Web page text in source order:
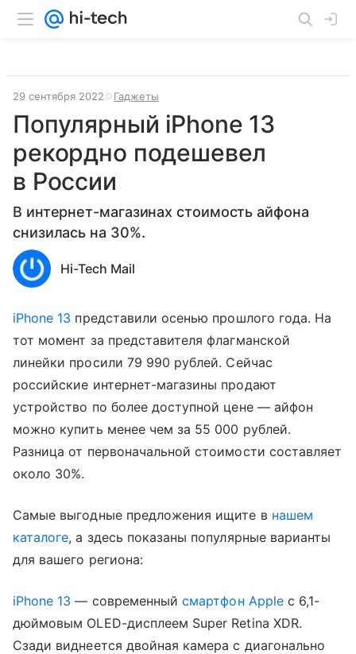
29 сентября 2022 Гаджеты
Популярный iPhone 13
рекордно подешевел
в России
В интернет-магазинах стоимость айфона
снизилась на 30%.
Hi-Tech Mail
iPhone 13 представили осенью прошлого года. На
тот момент за представителя флагманской
линейки просили 79 990 рублей. Сейчас
российские интернет-магазины продают
устройство по более доступной цене — айфон
можно купить менее чем за 55 000 рублей.
Разница от первоначальной стоимости составляет
около 30%.
Самые выгодные предложения ищите в нашем
каталоге, а здесь показаны популярные варианты
для вашего региона:
iPhone 13 — современныйсмартфон Applec 6,1-
дюймовым OLED-дисплеем Super Retina XDR.
Сзади виднеется двойная камера с диагонально